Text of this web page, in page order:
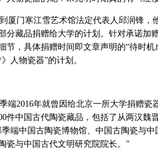
门寒江雪艺术馆法定代表人邱润锋，
分藏品捐赠给大学的计划。针对承诺加
节，具体捐赠时间即文章声明的“待时
人物瓷器”的计划。
2016年就曾因给北京一所大学捐赠瓷
件中国古代陶瓷藏品，包括了从两汉
端中国古陶瓷博物馆、中国古陶瓷与
瓷与中国古代文明研究院院长。”